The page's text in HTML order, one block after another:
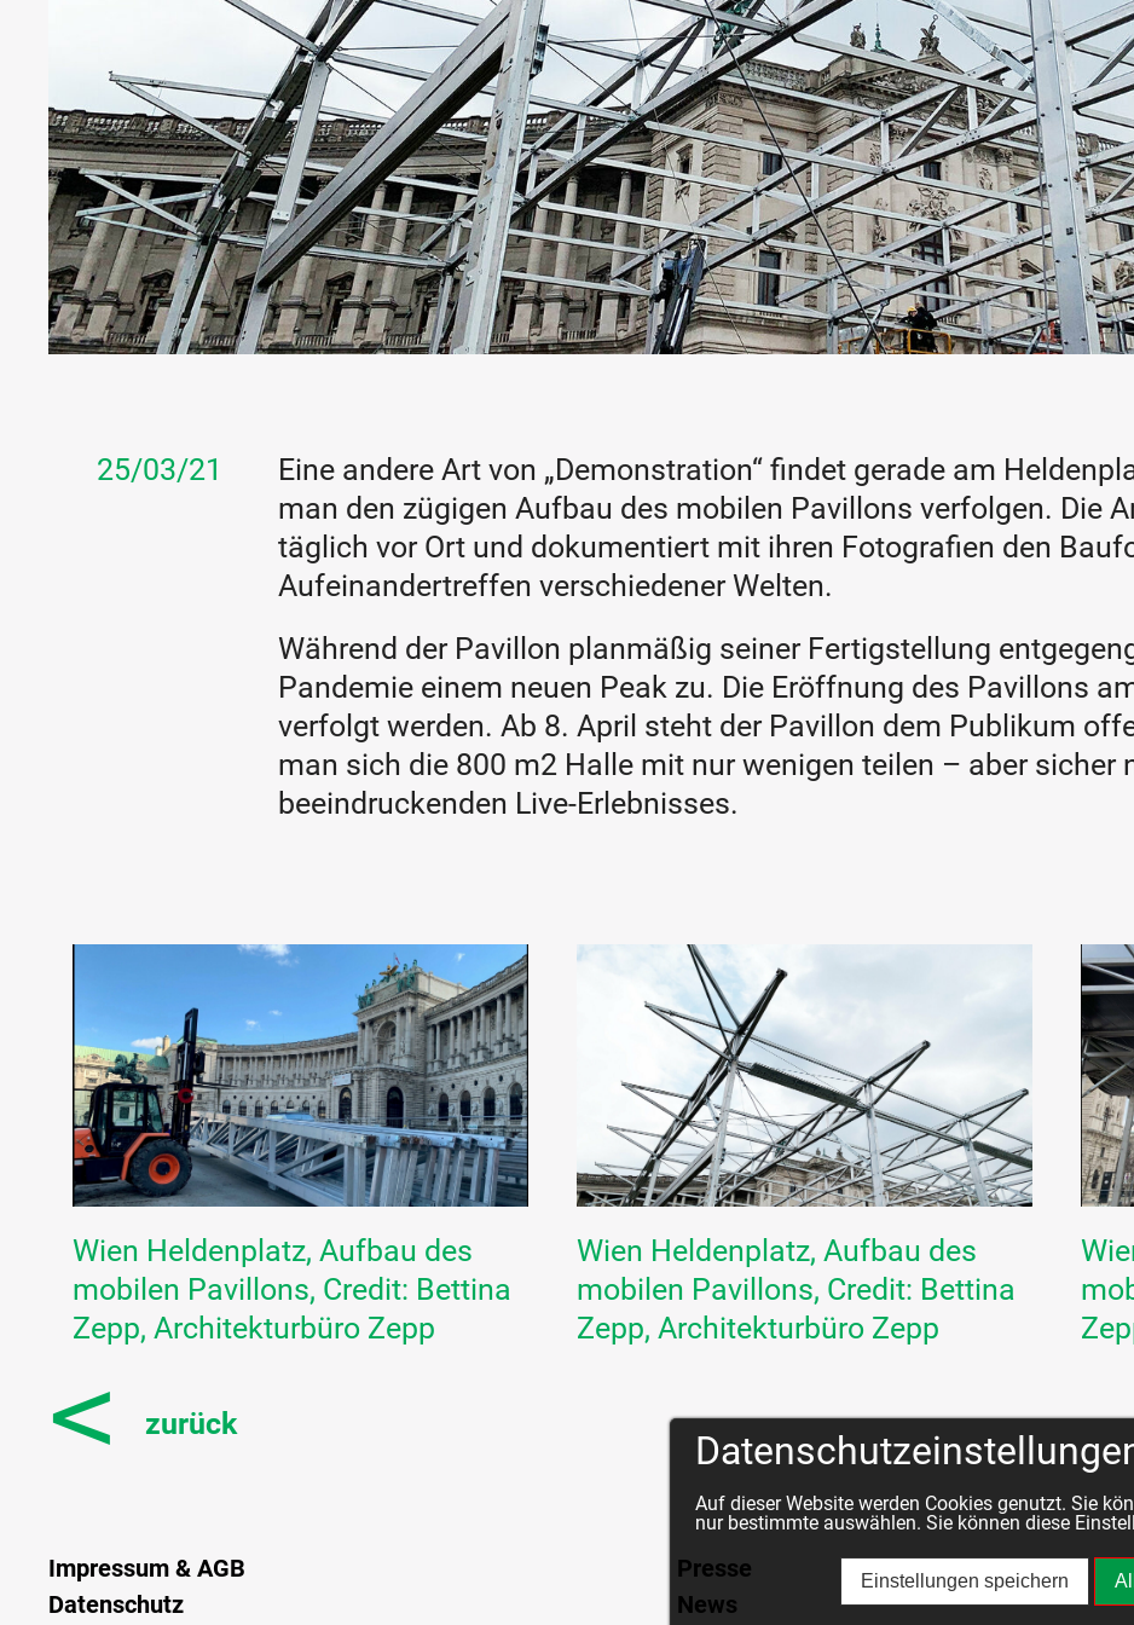
25/03/21
Eine andere Art von „Demonstration“ findet gerade am
man den zügigen Aufbau des mobilen Pavillons verfolgen. Die
täglich vor Ort und dokumentiert mit ihren Fotografien den
Aufeinandertreffen verschiedener Welten.
Während der Pavillon planmäßig seiner Fertigstellung
Pandemie einem neuen Peak zu. Die Eröffnung des Pavillons
verfolgt werden. Ab 8. April steht der Pavillon dem Publikum
man sich die 800 m2 Halle mit nur wenigen teilen – aber sicher
beeindruckenden Live-Erlebnisses.
Wien Heldenplatz, Aufbau des
mobilen Pavillons, Credit: Bettina
Zepp, Architekturbüro Zepp
Wien Heldenplatz, Aufbau des
mobilen Pavillons, Credit: Bettina
Zepp, Architekturbüro Zepp
< zurück
Impressum & AGB
Datenschutz
Presse
News
Auf dieser Website werden Cookies genutzt. Sie
nur bestimmte auswählen. Sie können diese
Einstellungen speichern